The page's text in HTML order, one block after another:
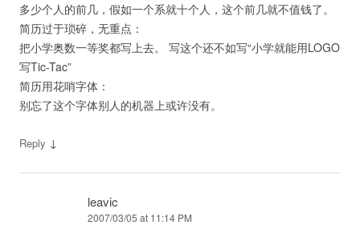
多少个人的前几，假如一个系就十个人，这个前几就不值钱了。
简历过于琐碎，无重点：
把小学奥数一等奖都写上去。 写这个还不如写“小学就能用LOGO
写Tic-Tac”
简历用花哨字体：
别忘了这个字体别人的机器上或许没有。
Reply ↓
leavic
2007/03/05 at 11:14 PM